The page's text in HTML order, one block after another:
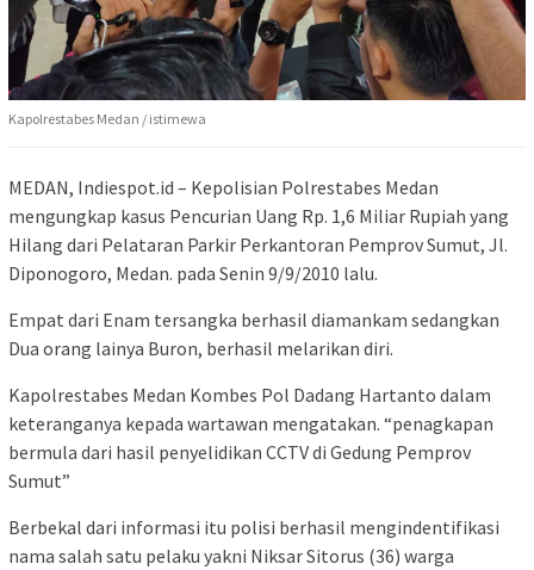
Kapolrestabes Medan / istimewa
MEDAN, Indiespot.id – Kepolisian Polrestabes Medan
mengungkap kasus Pencurian Uang Rp. 1,6 Miliar Rupiah yang
Hilang dari Pelataran Parkir Perkantoran Pemprov Sumut, Jl.
Diponogoro, Medan. pada Senin 9/9/2010 lalu.
Empat dari Enam tersangka berhasil diamankam sedangkan
Dua orang lainya Buron, berhasil melarikan diri.
Kapolrestabes Medan Kombes Pol Dadang Hartanto dalam
keteranganya kepada wartawan mengatakan. “penagkapan
bermula dari hasil penyelidikan CCTV di Gedung Pemprov
Sumut”
Berbekal dari informasi itu polisi berhasil mengindentifikasi
nama salah satu pelaku yakni Niksar Sitorus (36) warga